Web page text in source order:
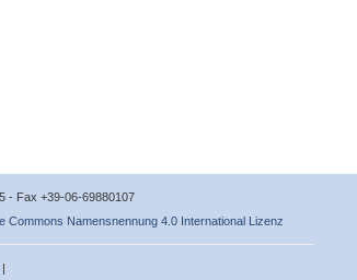
- Fax +39-06-69880107
Commons Namensnennung 4.0 International Lizenz
|